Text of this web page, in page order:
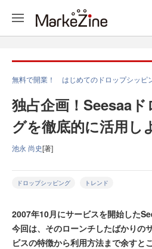
無料で開業！ はじめてのドロップシッピ
独占企画！Seesaa
グを徹底的に活用し
池永 尚史[著]
ドロップシッピング トレンド
2007年10月にサービスを開始した
今回は、そのローンチしたばかりの
ビスの特徴から利用方法まで余すと